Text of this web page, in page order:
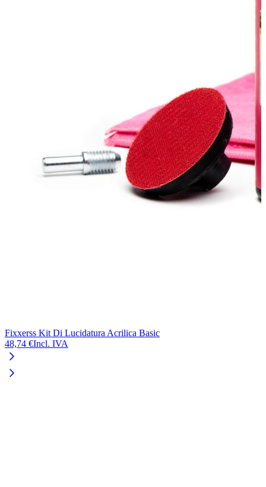
Fixxerss Kit Di Lucidatura Acrilica Basic
48,74 €Incl. IVA